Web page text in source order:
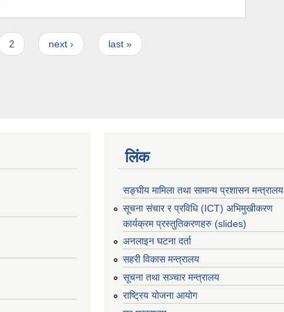
2 next › last »
लिंक
सङ्घीय मामिला तथा सामान्य प्रशासन मन्त्रालय
सूचना संचार र प्रविधि (ICT) अभिमुखीकरण
कार्यक्रम प्रस्तुतिकरणहरु (slides)
अनलाइन घटना दर्ता
सहरी विकास मन्त्रालय
सूचना तथा सञ्चार मन्त्रालय
राष्ट्रिय योजना आयोग